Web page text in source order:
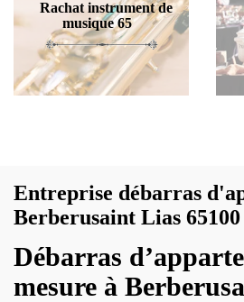
Rachat instrument de
musique 65
Entreprise débarras
Berberusaint Lias 65100
Débarras
mesure à